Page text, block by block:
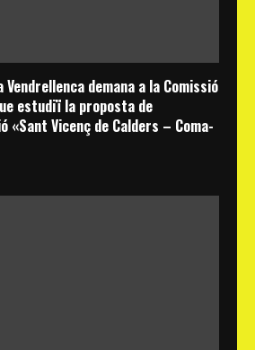
Vendrellenca demana a la Comissió
estudiï la proposta de
«Sant Vicenç de Calders – Coma-